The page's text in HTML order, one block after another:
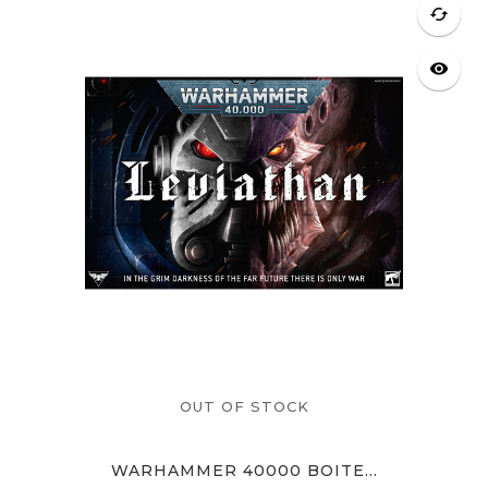
OUT OF STOCK
cached
visibility
WARHAMMER 40000 BOITE...